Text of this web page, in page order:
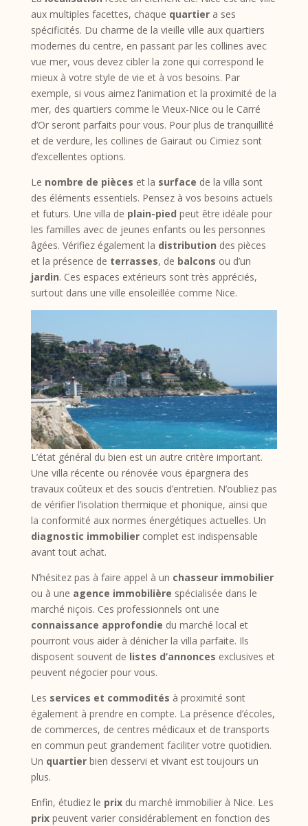
aux multiples facettes, chaque quartiera ses
spécificités. Du charme de la vieille ville aux quartiers
modernes du centre, en passant par les collines avec
vue mer, vous devez cibler la zone qui correspond le
mieux à votre style de vie et à vos besoins. Par
exemple, si vous aimez l’animation et la proximité de la
mer, des quartiers comme le Vieux-Nice ou le Carré
d’Or seront parfaits pour vous. Pour plus de tranquillité
et de verdure, les collines de Gairaut ou Cimiez sont
d’excellentes options.
Le nombre de pièces et la surface de la villa sont
des éléments essentiels. Pensez à vos besoins actuels
et futurs. Une villa de plain-pied peut être idéale pour
les familles avec de jeunes enfants ou les personnes
âgées. Vérifiez également la distribution des pièces
et la présence de terrasses, de balcons ou d’un
jardin. Ces espaces extérieurs sont très appréciés,
surtout dans une ville ensoleillée comme Nice.
L’état général du bien est un autre critère important.
Une villa récente ou rénovée vous épargnera des
travaux coûteux et des soucis d’entretien. N’oubliez pas
de vérifier l’isolation thermique et phonique, ainsi que
la conformité aux normes énergétiques actuelles. Un
diagnostic immobiliercomplet est indispensable
avant tout achat.
N’hésitez pas à faire appel à un chasseur immobilier
ou à une agence immobilière spécialisée dans le
marché niçois. Ces professionnels ont une
connaissance approfondie du marché local et
pourront vous aider à dénicher la villa parfaite. Ils
disposent souvent de listes d’annonces exclusives et
peuvent négocier pour vous.
Les services et commodités à proximité sont
également à prendre en compte. La présence d’écoles,
de commerces, de centres médicaux et de transports
en commun peut grandement faciliter votre quotidien.
Un quartierbien desservi et vivant est toujours un
plus.
Enfin, étudiez le prixdu marché immobilier à Nice. Les
prixpeuvent varier considérablement en fonction des